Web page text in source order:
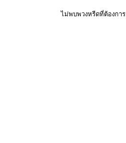
ไม่พบพวงหรีดที่ต้องการ